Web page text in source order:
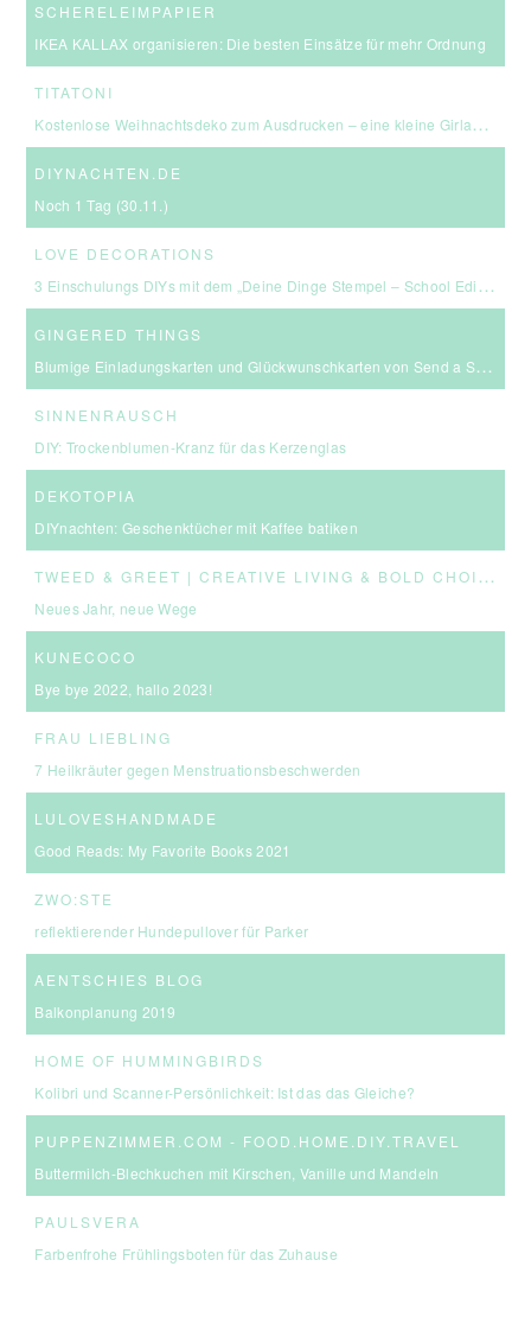
SCHERELEIMPAPIER
IKEA KALLAX organisieren: Die besten Einsätze für mehr Ordnung
TITATONI
Kostenlose Weihnachtsdeko zum Ausdrucken – eine kleine Girlande für euer Zuhause ☆
DIYNACHTEN.DE
Noch 1 Tag (30.11.)
LOVE DECORATIONS
3 Einschulungs DIYs mit dem „Deine Dinge Stempel – School Edition“ #BackToSchool + Gewinnspiel
GINGERED THINGS
Blumige Einladungskarten und Glückwunschkarten von Send a Smile
SINNENRAUSCH
DIY: Trockenblumen-Kranz für das Kerzenglas
DEKOTOPIA
DIYnachten: Geschenktücher mit Kaffee batiken
T
WEED & GREET | CREATIVE LIVING & BOLD CHOICES
Neues Jahr, neue Wege
KUNECOCO
Bye bye 2022, hallo 2023!
FRAU LIEBLING
7 Heilkräuter gegen Menstruationsbeschwerden
LULOVESHANDMADE
Good Reads: My Favorite Books 2021
ZWO:STE
reflektierender Hundepullover für Parker
AENTSCHIES BLOG
Balkonplanung 2019
HOME OF HUMMINGBIRDS
Kolibri und Scanner-Persönlichkeit: Ist das das Gleiche?
PUPPENZIMMER.COM - FOOD.HOME.DIY.TRAVEL
Buttermilch-Blechkuchen mit Kirschen, Vanille und Mandeln
PAULSVERA
Farbenfrohe Frühlingsboten für das Zuhause